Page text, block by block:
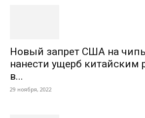
Новый запрет США на
нанести ущерб китайским
в...
29 ноября, 2022